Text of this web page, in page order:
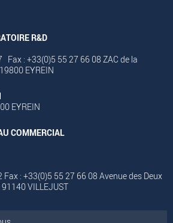
R&D
Fax : +33(0)5 55 27 66 08 ZAC de la
EYREIN
EYREIN
COMMERCIAL
Fax : +33(0)5 55 27 66 08 Avenue des Deux
VILLEJUST